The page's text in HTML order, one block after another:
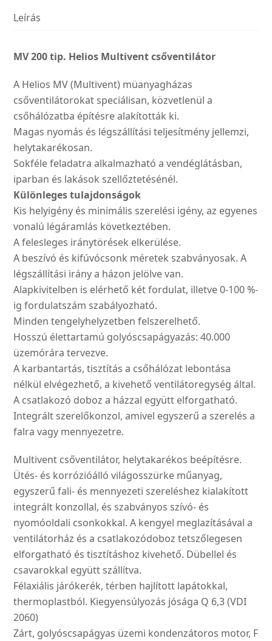
mennyiség
Leírás
MV 200 tip. Helios Multivent csőventilátor
A Helios MV (Multivent) müanyagházas
csőventilátorokat speciálisan, közvetlenül a
csőhálózatba építésre alakították ki.
Magas nyomás és légszállítási teljesítmény jellemzi,
helytakarékosan.
Sokféle feladatra alkalmazható a vendéglátásban,
iparban és lakások szellőztetésénél.
Különleges tulajdonságok
Kis helyigény és minimális szerelési igény, az egyenes
vonalú légáramlás következtében.
A felesleges iránytörések elkerülése.
A beszívó és kifúvócsonk méretek szabványosak. A
légszállítási irány a házon jelölve van.
Alapkivitelben is elérhető két fordulat, illetve 0-100 %-
ig fordulatszám szabályozható.
Minden tengelyhelyzetben felszerelhető.
Hosszú élettartamú golyóscsapágyazás: 40.000
üzemórára tervezve.
A karbantartás, tisztítás a csőhálózat lebontása
nélkül elvégezhető, a kivehető ventilátoregység által.
A csatlakozó doboz a házzal együtt elforgatható.
Integrált szerelőkonzol, amivel egyszerű a szerelés a
falra vagy mennyezetre.
Multivent csőventilátor, helytakarékos beépítésre.
Ütés- és korrózióálló világosszürke műanyag,
egyszerű fali- és mennyezeti szereléshez kialakított
integrált konzollal, és szabványos szívó- és
nyomóoldali csonkokkal. A kengyel meglazításával a
ventilátorház és a csatlakozódoboz tetszőlegesen
elforgatható és tisztításhoz kivehető. Dübellel és
csavarokkal együtt szállítva.
Félaxiális járókerék, térben hajlított lapátokkal,
thermoplastból. Kiegyensúlyozás jósága Q 6,3 (VDI
2060)
Zárt, golyóscsapágyas üzemi kondenzátoros motor, F